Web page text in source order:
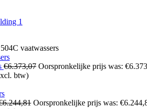
vaatwassers
€6.373,07 Oorspronkelijke prijs was:
btw)
6.244,81 Oorspronkelijke prijs was: